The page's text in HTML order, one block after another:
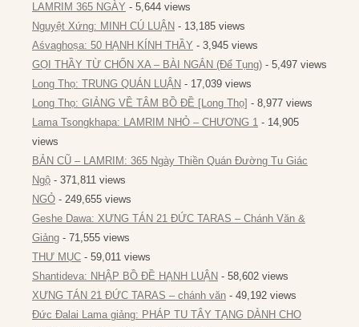
LAMRIM 365 NGÀY - 5,644 views
Nguyệt Xứng: MINH CÚ LUẬN - 13,185 views
Aśvaghoṣa: 50 HẠNH KÍNH THẦY - 3,945 views
GỌI THẦY TỪ CHỐN XA – BÀI NGẮN (Để Tụng) - 5,497 views
Long Thọ: TRUNG QUÁN LUẬN - 17,039 views
Long Thọ: GIẢNG VỀ TÂM BỒ ĐỀ [Long Thọ] - 8,977 views
Lama Tsongkhapa: LAMRIM NHỎ – CHƯƠNG 1 - 14,905
views
BẢN CŨ – LAMRIM: 365 Ngày Thiền Quán Đường Tu Giác
Ngộ - 371,811 views
NGỎ - 249,655 views
Geshe Dawa: XƯNG TÁN 21 ĐỨC TARAS – Chánh Văn &
Giảng - 71,555 views
THƯ MỤC - 59,011 views
Shantideva: NHẬP BỒ ĐỀ HẠNH LUẬN - 58,602 views
XƯNG TÁN 21 ĐỨC TARAS – chánh văn - 49,192 views
Đức Đalai Lama giảng: PHÁP TU TÂY TẠNG DÀNH CHO